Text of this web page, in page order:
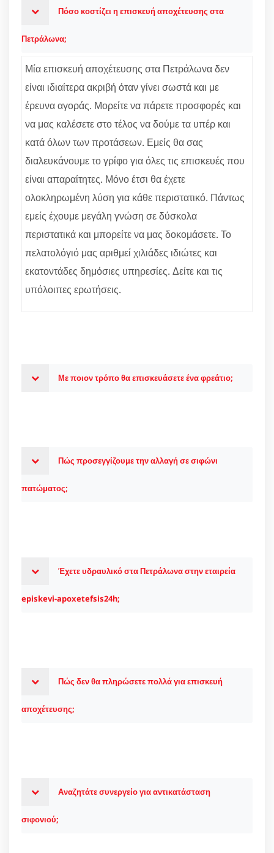
Πόσο κοστίζει η επισκευή αποχέτευσης στα
Πετράλωνα;
Μία επισκευή αποχέτευσης στα Πετράλωνα δεν
είναι ιδιαίτερα ακριβή όταν γίνει σωστά και με
έρευνα αγοράς. Μορείτε να πάρετε προσφορές και
να μας καλέσετε στο τέλος να δούμε τα υπέρ και
κατά όλων των προτάσεων. Εμείς θα σας
διαλευκάνουμε το γρίφο για όλες τις επισκευές που
είναι απαραίτητες. Μόνο έτσι θα έχετε
ολοκληρωμένη λύση για κάθε περιστατικό. Πάντως
εμείς έχουμε μεγάλη γνώση σε δύσκολα
περιστατικά και μπορείτε να μας δοκομάσετε. Το
πελατολόγιό μας αριθμεί χιλιάδες ιδιώτες και
εκατοντάδες δημόσιες υπηρεσίες. Δείτε και τις
υπόλοιπες ερωτήσεις.
Με ποιον τρόπο θα επισκευάσετε ένα φρεάτιο;
Πώς προσεγγίζουμε την αλλαγή σε σιφώνι
πατώματος;
Έχετε υδραυλικό στα Πετράλωνα στην εταιρεία
episkevi-apoxetefsis24h;
Πώς δεν θα πληρώσετε πολλά για επισκευή
αποχέτευσης;
Αναζητάτε συνεργείο για αντικατάσταση
σιφονιού;